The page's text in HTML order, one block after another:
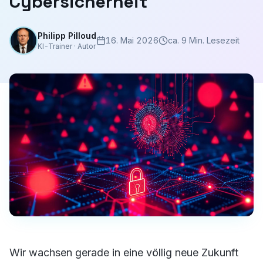
Philipp Pilloud
KI-Trainer · Autor
16. Mai 2026 ca. 9 Min. Lesezeit
Wir wachsen gerade in eine völlig neue Zukunft